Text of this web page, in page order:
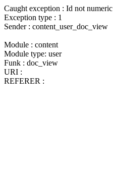
Caught exception : Id not numeric
Exception type : 1
Sender : content_user_doc_view
Module : content
Module type: user
Funk : doc_view
URI :
REFERER :